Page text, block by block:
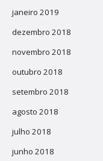
janeiro 2019
dezembro 2018
novembro 2018
outubro 2018
setembro 2018
agosto 2018
julho 2018
junho 2018